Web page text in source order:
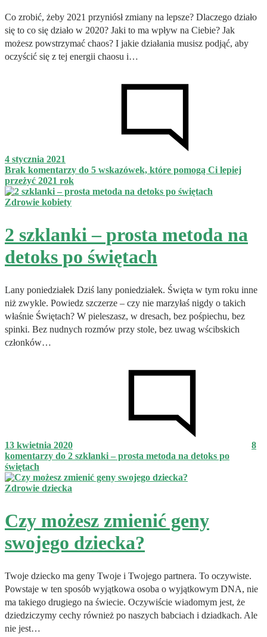
Co zrobić, żeby 2021 przyniósł zmiany na lepsze? Dlaczego działo
się to co się działo w 2020? Jaki to ma wpływ na Ciebie? Jak
możesz powstrzymać chaos? I jakie działania musisz podjąć, aby
oczyścić się z tej energii chaosu i…
4 stycznia 2021
Brak komentarzy do 5 wskazówek, które pomogą Ci lepiej
przeżyć 2021 rok
Zdrowie kobiety
2 szklanki – prosta metoda na
detoks po świętach
Lany poniedziałek Dziś lany poniedziałek. Święta w tym roku inne
niż zwykle. Powiedz szczerze – czy nie marzyłaś nigdy o takich
właśnie Świętach? W pieleszasz, w dresach, bez pośpiechu, bez
spinki. Bez nudnych rozmów przy stole, bez uwag wścibskich
członków…
13 kwietnia 2020
8
komentarzy do 2 szklanki – prosta metoda na detoks po
świętach
Zdrowie dziecka
Czy możesz zmienić geny
swojego dziecka?
Twoje dziecko ma geny Twoje i Twojego partnera. To oczywiste.
Powstaje w ten sposób wyjątkowa osoba o wyjątkowym DNA, nie
ma takiego drugiego na świecie. Oczywiście wiadomym jest, że
dziedziczymy cechy również po naszych babciach i dziadkach. Ale
nie jest…